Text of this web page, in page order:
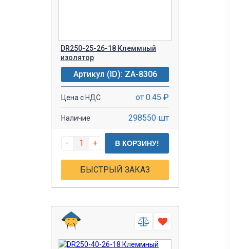
DR250-25-26-18 Клеммный
изолятор
Артикул (ID): ZA-8306
Цена с НДС от 0.45 ₽
Наличие 298550 шт
- + В КОРЗИНУ!
БЫСТРЫЙ ЗАКАЗ